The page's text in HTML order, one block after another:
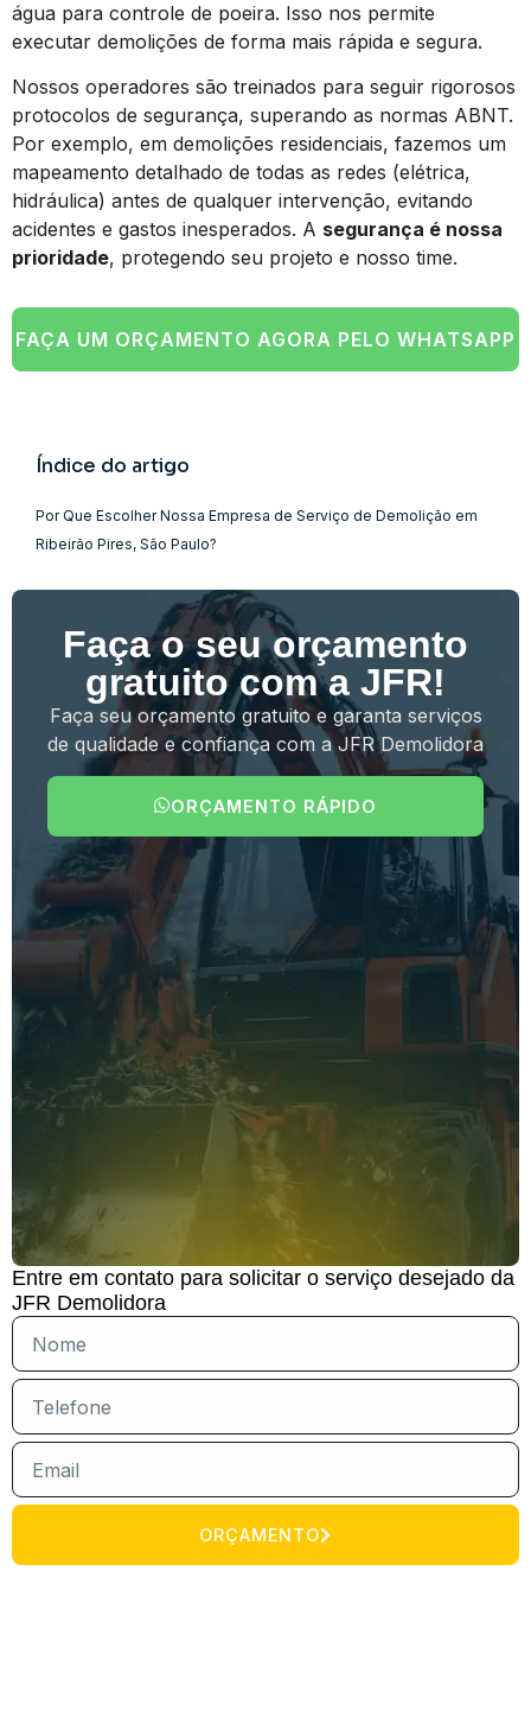
água para controle de poeira. Isso nos permite
executar demolições de forma mais rápida e segura.
Nossos operadores são treinados para seguir rigorosos
protocolos de segurança, superando as normas ABNT.
Por exemplo, em demolições residenciais, fazemos um
mapeamento detalhado de todas as redes (elétrica,
hidráulica) antes de qualquer intervenção, evitando
acidentes e gastos inesperados. A segurança é nossa
prioridade, protegendo seu projeto e nosso time.
FAÇA UM ORÇAMENTO AGORA PELO WHATSAPP
Índice do artigo
Por Que Escolher Nossa Empresa de Serviço de Demolição em
Ribeirão Pires, São Paulo?
Faça o seu orçamento
gratuito com a JFR!
Faça seu orçamento gratuito e garanta serviços
de qualidade e confiança com a JFR Demolidora
ORÇAMENTO RÁPIDO
Entre em contato para solicitar o serviço desejado da
JFR Demolidora
ORÇAMENTO